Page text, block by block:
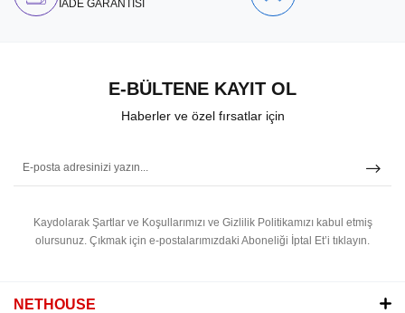
İADE GARANTİSİ
E-BÜLTENE KAYIT OL
Haberler ve özel fırsatlar için
Kaydolarak Şartlar ve Koşullarımızı ve Gizlilik Politikamızı kabul etmiş
olursunuz. Çıkmak için e-postalarımızdaki Aboneliği İptal Et’i tıklayın.
NETHOUSE